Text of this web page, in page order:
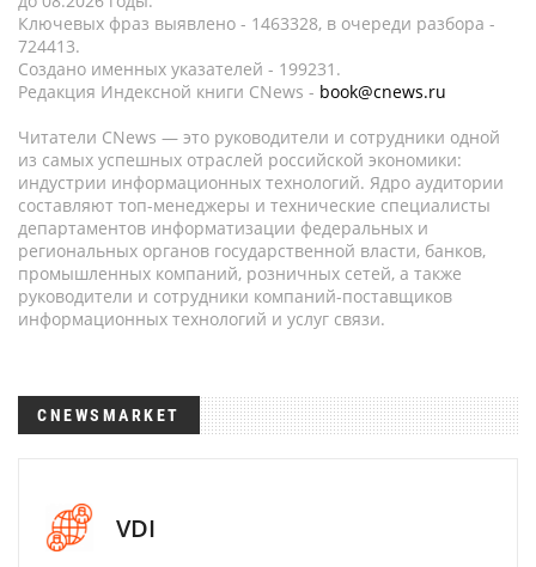
Ключевых фраз выявлено - 1463328, в очереди разбора -
724413.
Создано именных указателей - 199231.
Редакция Индексной книги CNews - book@cnews.ru
Читатели CNews — это руководители и сотрудники одной
из самых успешных отраслей российской экономики:
индустрии информационных технологий. Ядро аудитории
составляют топ-менеджеры и технические специалисты
департаментов информатизации федеральных и
региональных органов государственной власти, банков,
промышленных компаний, розничных сетей, а также
руководители и сотрудники компаний-поставщиков
информационных технологий и услуг связи.
CNEWSMARKET
VDI